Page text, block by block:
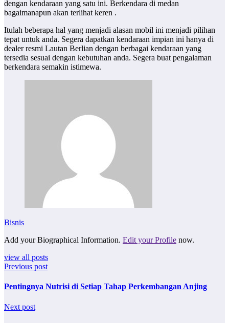
dengan kendaraan yang satu ini. Berkendara di medan
bagaimanapun akan terlihat keren .
Itulah beberapa hal yang menjadi alasan mobil ini menjadi pilihan
tepat untuk anda. Segera dapatkan kendaraan impian ini hanya di
dealer resmi Lautan Berlian dengan berbagai kendaraan yang
tersedia sesuai dengan kebutuhan anda. Segera buat pengalaman
berkendara semakin istimewa.
Bisnis
Add your Biographical Information. Edit your Profile now.
view all posts
Previous post
Pentingnya Nutrisi di Setiap Tahap Perkembangan Anjing
Next post